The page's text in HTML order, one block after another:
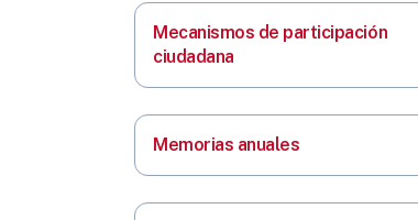
Mecanismos de participación
ciudadana
Memorias anuales